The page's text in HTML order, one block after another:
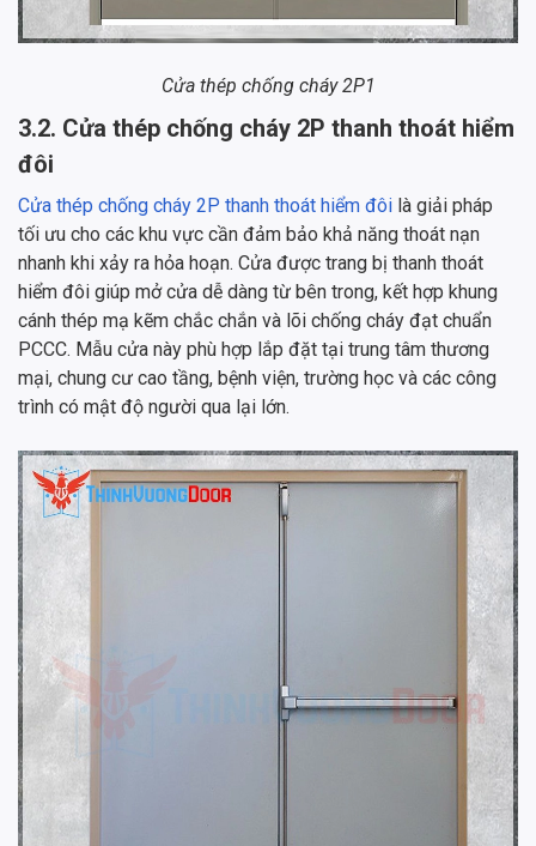
Cửa thép chống cháy 2P1
3.2. Cửa thép chống cháy 2P thanh thoát hiểm
đôi
Cửa thép chống cháy 2P thanh thoát hiểm đôi là giải pháp
tối ưu cho các khu vực cần đảm bảo khả năng thoát nạn
nhanh khi xảy ra hỏa hoạn. Cửa được trang bị thanh thoát
hiểm đôi giúp mở cửa dễ dàng từ bên trong, kết hợp khung
cánh thép mạ kẽm chắc chắn và lõi chống cháy đạt chuẩn
PCCC. Mẫu cửa này phù hợp lắp đặt tại trung tâm thương
mại, chung cư cao tầng, bệnh viện, trường học và các công
trình có mật độ người qua lại lớn.